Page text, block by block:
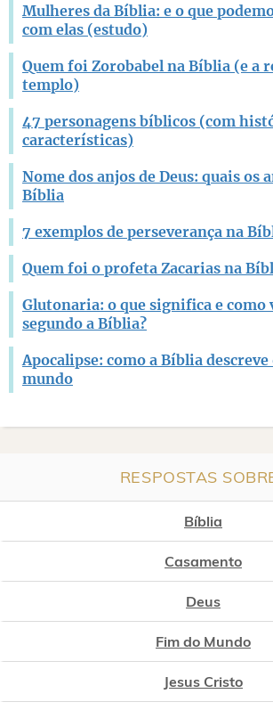
Mulheres da Bíblia: e o que
com elas (estudo)
Quem foi Zorobabel na Bíblia (e a
templo)
47 personagens bíblicos (com
características)
Nome dos anjos de Deus: quais os
Bíblia
7 exemplos de perseverança na
Quem foi o profeta Zacarias na
Glutonaria: o que significa e como
segundo a Bíblia?
Apocalipse: como a Bíblia
mundo
RESPOSTAS
Bíblia
Casamento
Deus
Fim do Mundo
Jesus Cristo